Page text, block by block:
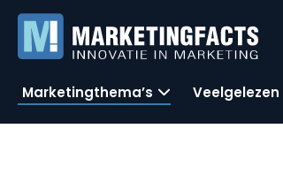
Marketingthema’s Veelgelezen